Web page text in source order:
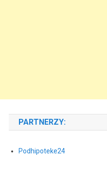
PARTNERZY:
Podhipoteke24